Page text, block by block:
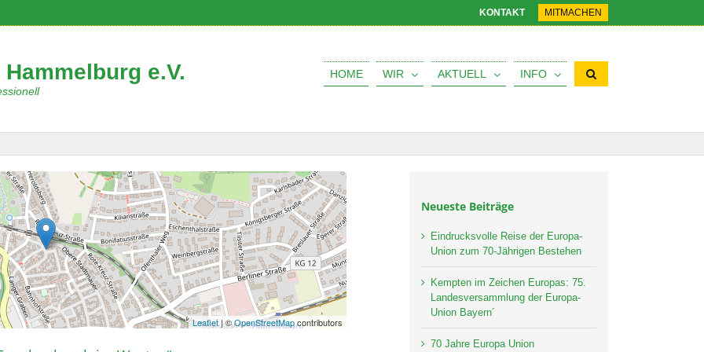
KONTAKT MITMACHEN
e.V. HOME WIR AKTUELL INFO
Leaflet| ©OpenStreetMapcontributors
Neueste Beiträge
Eindrucksvolle Reise der Europa-
Union zum 70-Jährigen Bestehen
Kempten im Zeichen Europas: 75.
Landesversammlung der Europa-
Union Bayern´
70 Jahre Europa Union